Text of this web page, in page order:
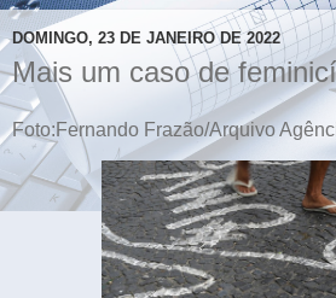
DOMINGO, 23 DE JANEIRO DE 2022
Mais um caso de
Foto:Fernando Frazão/Arquivo